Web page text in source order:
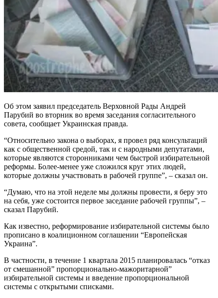
Об этом заявил председатель Верховной Рады Андрей
Парубий во вторник во время заседания согласительного
совета, сообщает Украинская правда.
“Относительно закона о выборах, я провел ряд консультаций
как с общественной средой, так и с народными депутатами,
которые являются сторонниками чем быстрой избирательной
реформы. Более-менее уже сложился круг этих людей,
которые должны участвовать в рабочей группе”, – сказал он.
“Думаю, что на этой неделе мы должны провести, я беру это
на себя, уже состоится первое заседание рабочей группы”, –
сказал Парубий.
Как известно, реформирование избирательной системы было
прописано в коалиционном соглашении “Европейская
Украина”.
В частности, в течение 1 квартала 2015 планировалась “отказ
от смешанной” пропорционально-мажоритарной”
избирательной системы и введение пропорциональной
системы с открытыми списками.